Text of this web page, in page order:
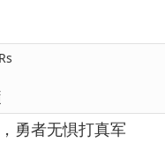
勇者无惧打真军